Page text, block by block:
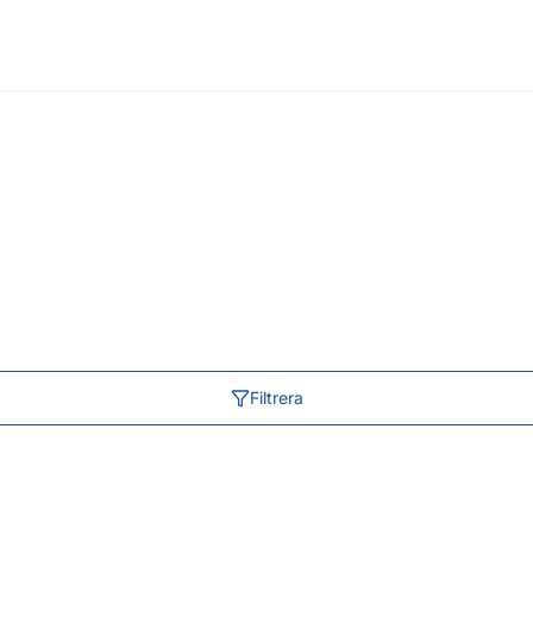
Filtrera